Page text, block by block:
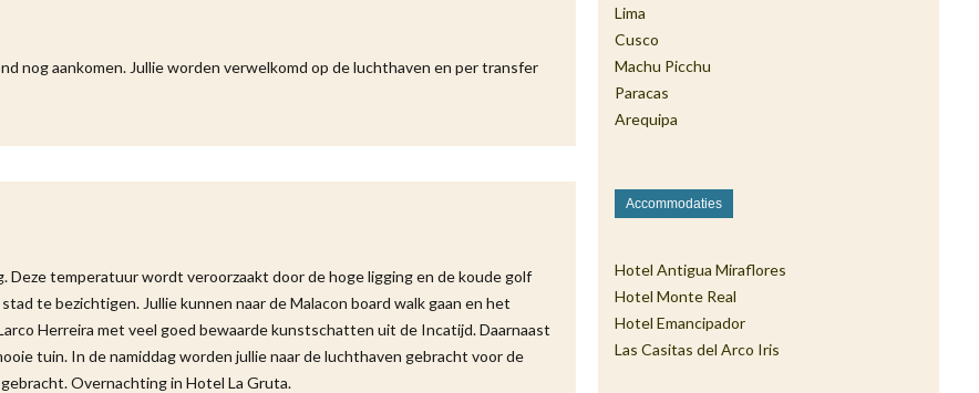
nog aankomen. Jullie worden verwelkomd op de luchthaven en per transfer
Deze temperatuur wordt veroorzaakt door de hoge ligging en de koude golf
te bezichtigen. Jullie kunnen naar de Malacon board walk gaan en het
Herreira met veel goed bewaarde kunstschatten uit de Incatijd. Daarnaast
tuin. In de namiddag worden jullie naar de luchthaven gebracht voor de
Overnachting in Hotel La Gruta.
Lima
Cusco
Machu Picchu
Paracas
Arequipa
Accommodaties
Hotel Antigua Miraflores
Hotel Monte Real
Hotel Emancipador
Las Casitas del Arco Iris